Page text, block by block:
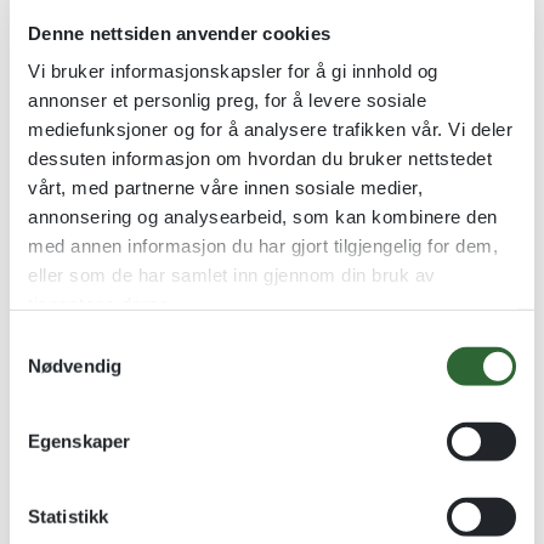
Denne nettsiden anvender cookies
Vi bruker informasjonskapsler for å gi innhold og
annonser et personlig preg, for å levere sosiale
mediefunksjoner og for å analysere trafikken vår. Vi deler
dessuten informasjon om hvordan du bruker nettstedet
vårt, med partnerne våre innen sosiale medier,
annonsering og analysearbeid, som kan kombinere den
med annen informasjon du har gjort tilgjengelig for dem,
eller som de har samlet inn gjennom din bruk av
Nødvendig
Egenskaper
Statistikk
Valør Gull, Sølv, Bronse
Produktnummer: 8715
Kategorier: Eksklusive idrettsmedaljer – Messing
Stikkord: Eksklusive idrettsmedaljer – Messing
Fiske - Skyting,Jakt & Skyting, Jakt og skyting,MEDALJER
Nøytrale Medaljer,SPORT ,Sportsmedaljer helstøpt med
motiv